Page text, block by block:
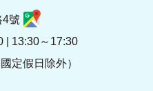
4號
| 13:30～17:30
定假日除外）